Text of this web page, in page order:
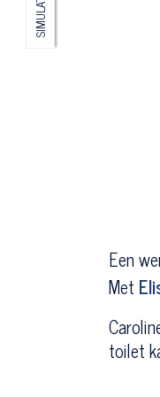
Een
Met
toilet
SIMULATIE